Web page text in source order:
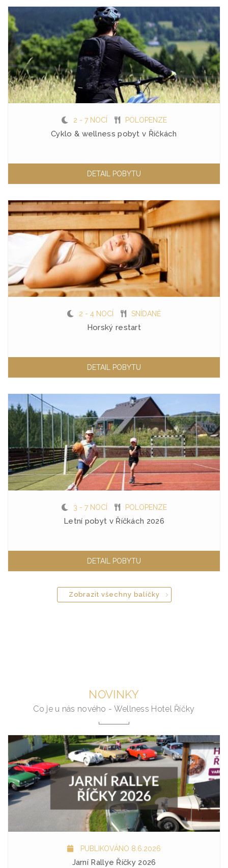
2 - 7 NOCÍ POLOPENZE
Cyklo & wellness pobyt v Říčkách
DETAIL POBYTU
2 - 4 NOCÍ SNÍDANĚ
Horský restart
DETAIL POBYTU
3 - 7 NOCÍ POLOPENZE
Letní pobyt v Říčkách 2026
DETAIL POBYTU
Zobrazit všechny balíčky
NOVINKY
Co je u nás nového - Wellness Hotel Říčky
PUBLIKOVÁNO 8.6.2026
Jarní Rallye Říčky 2026